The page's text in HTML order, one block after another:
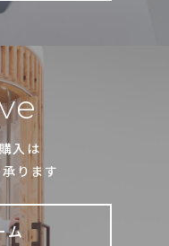
入は
ります
ム